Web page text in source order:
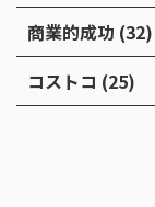
商業的成功 (32)
コストコ (25)